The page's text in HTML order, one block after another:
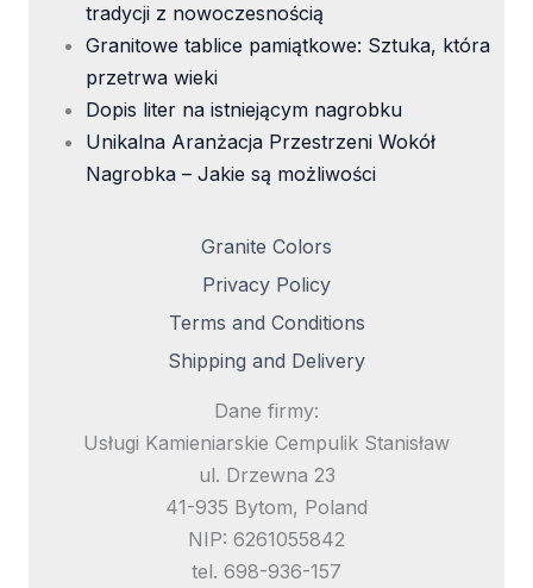
tradycji z nowoczesnością
Granitowe tablice pamiątkowe: Sztuka, która
przetrwa wieki
Dopis liter na istniejącym nagrobku
Unikalna Aranżacja Przestrzeni Wokół
Nagrobka – Jakie są możliwości
Granite Colors
Privacy Policy
Terms and Conditions
Shipping and Delivery
Dane firmy:
Usługi Kamieniarskie Cempulik Stanisław
ul. Drzewna 23
41-935 Bytom, Poland
NIP: 6261055842
tel. 698-936-157